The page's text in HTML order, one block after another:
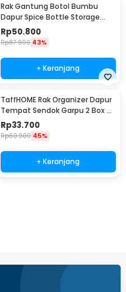
Rak Gantung Botol Bumbu
Dapur Spice Bottle Storage
Rack 3 Slot - E2006
Rp50.800
Rp87.900 43%
+ Keranjang
TaffHOME Rak Organizer Dapur
Tempat Sendok Garpu 2 Box -
LL251
Rp33.700
Rp60.900 45%
+ Keranjang